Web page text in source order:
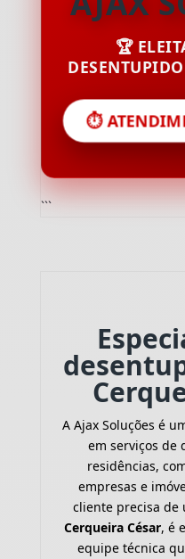
🏆
⏱️
```
A Ajax Soluções é
em serviços de
residências,
empresas e
cliente precisa de
Cerqueira César, é
equipe técnica